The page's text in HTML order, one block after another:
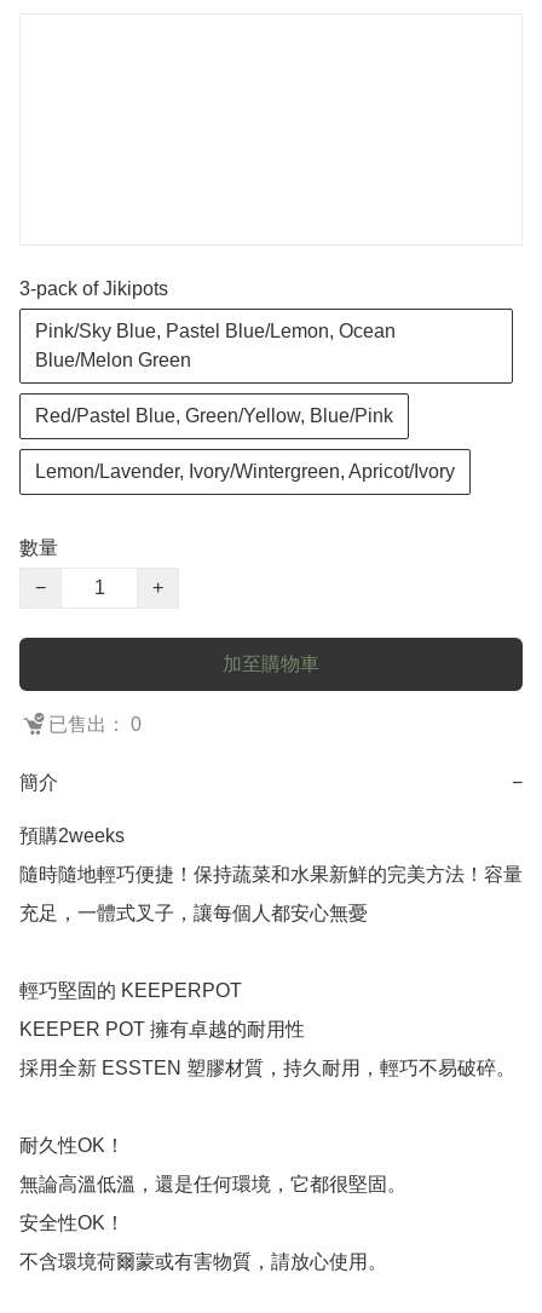
3-pack of Jikipots
Pink/Sky Blue, Pastel Blue/Lemon, Ocean
Blue/Melon Green
Red/Pastel Blue, Green/Yellow, Blue/Pink
Lemon/Lavender, Ivory/Wintergreen, Apricot/Ivory
數量
−
+
加至購物車
已售出： 0
簡介 −
預購2weeks
隨時隨地輕巧便捷！保持蔬菜和水果新鮮的完美方法！容量
充足，一體式叉子，讓每個人都安心無憂
輕巧堅固的 KEEPERPOT
KEEPER POT 擁有卓越的耐用性
採用全新 ESSTEN 塑膠材質，持久耐用，輕巧不易破碎。
耐久性OK！
無論高溫低溫，還是任何環境，它都很堅固。
安全性OK！
不含環境荷爾蒙或有害物質，請放心使用。